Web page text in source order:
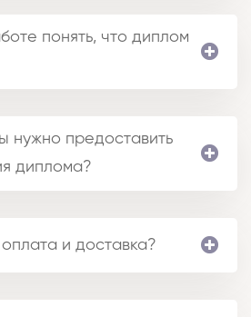
понять, что диплом
нужно предоставить
диплома?
и доставка?